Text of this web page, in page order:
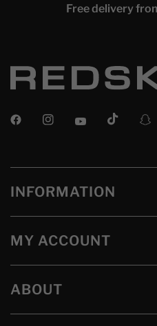
Free delivery
INFORMATION
MY ACCOUNT
ABOUT